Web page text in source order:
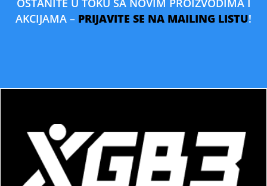
OSTANITE U TOKU SA NOVIM PROIZVODIMA I
AKCIJAMA – PRIJAVITE SE NA MAILING LISTU!